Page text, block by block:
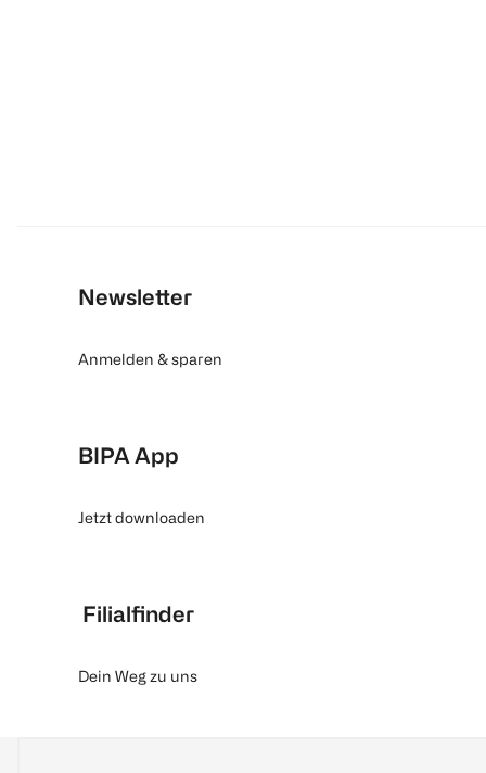
Newsletter
Anmelden & sparen
BIPA App
Jetzt downloaden
Filialfinder
Dein Weg zu uns